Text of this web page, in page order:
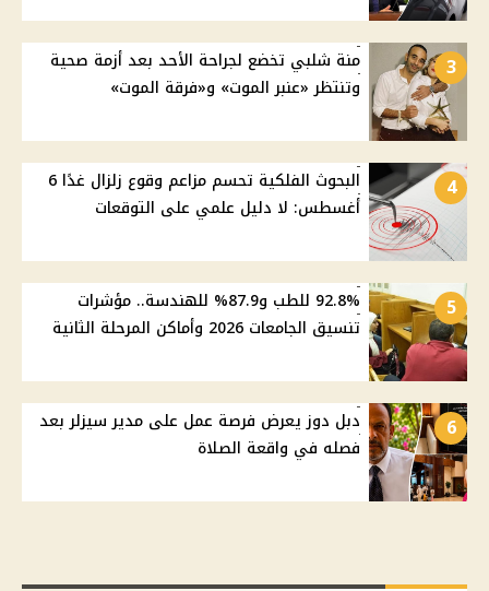
3
منة شلبي تخضع لجراحة الأحد بعد أزمة صحية
وتنتظر «عنبر الموت» و«فرقة الموت»
4
البحوث الفلكية تحسم مزاعم وقوع زلزال غدًا 6
أغسطس: لا دليل علمي على التوقعات
5
92.8% للطب و87.9% للهندسة.. مؤشرات
تنسيق الجامعات 2026 وأماكن المرحلة الثانية
6
دبل دوز يعرض فرصة عمل على مدير سيزلر بعد
فصله في واقعة الصلاة